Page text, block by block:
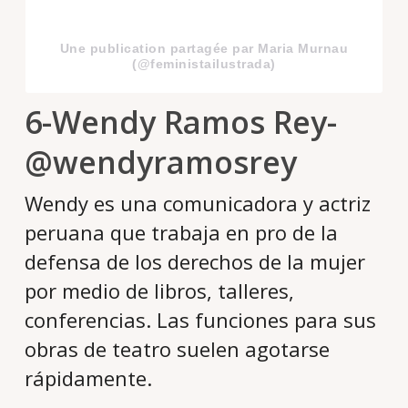
Une publication partagée par Maria Murnau
(@feministailustrada)
6-Wendy Ramos Rey-
@wendyramosrey
Wendy es una comunicadora y actriz
peruana que trabaja en pro de la
defensa de los derechos de la mujer
por medio de libros, talleres,
conferencias. Las funciones para sus
obras de teatro suelen agotarse
rápidamente.